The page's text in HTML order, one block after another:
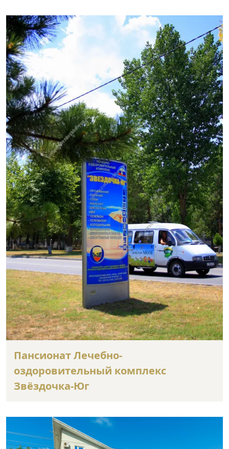
Пансионат Лечебно-
оздоровительный комплекс
Звёздочка-Юг